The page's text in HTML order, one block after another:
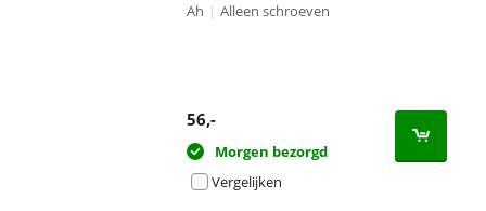
Ah | Alleen schroeven
56,-
Morgen bezorgd
Vergelijken